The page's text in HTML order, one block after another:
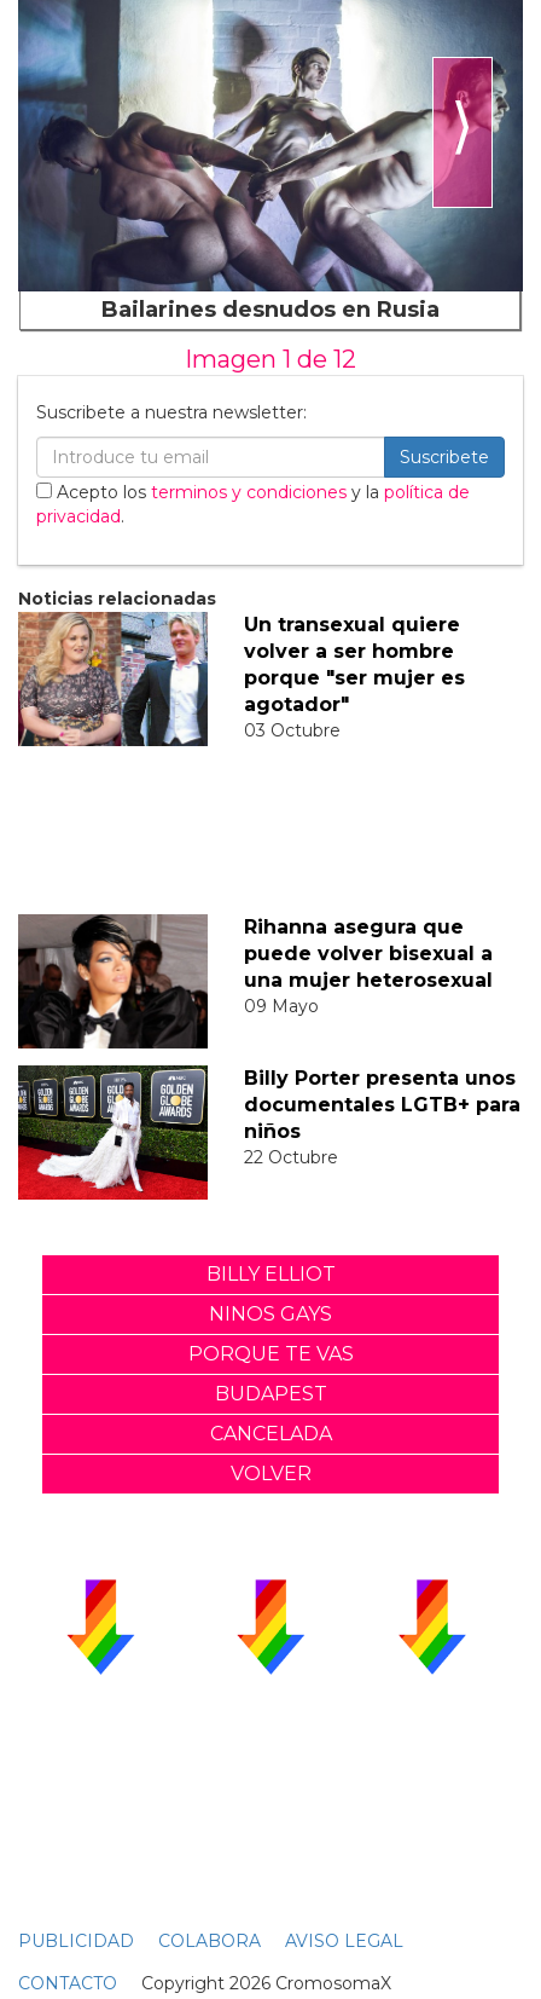
⟩
Bailarines desnudos en Rusia
Imagen 1 de 12
Suscribete a nuestra newsletter:
Suscribete
Acepto los terminos y condiciones y la política de
privacidad.
Noticias relacionadas
Un transexual quiere
volver a ser hombre
porque "ser mujer es
agotador"
03 Octubre
Rihanna asegura que
puede volver bisexual a
una mujer heterosexual
09 Mayo
Billy Porter presenta unos
documentales LGTB+ para
niños
22 Octubre
BILLY ELLIOT
NINOS GAYS
PORQUE TE VAS
BUDAPEST
CANCELADA
VOLVER
PUBLICIDAD COLABORA
AVISO LEGAL
CONTACTO Copyright 2026 CromosomaX